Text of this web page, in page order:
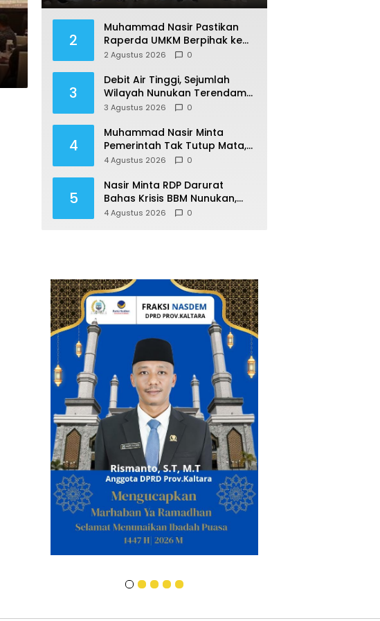
2
Muhammad Nasir Pastikan
Raperda UMKM Berpihak ke
Rakyat, Permudah Usaha
2 Agustus 2026 0
3
Debit Air Tinggi, Sejumlah
Wilayah Nunukan Terendam
Banjir
3 Agustus 2026 0
4
Muhammad Nasir Minta
Pemerintah Tak Tutup Mata,
Krisis BBM Ancam Ekonomi
4 Agustus 2026 0
5
Nasir Minta RDP Darurat
Bahas Krisis BBM Nunukan,
Soroti Lemahnya Sistem
4 Agustus 2026 0